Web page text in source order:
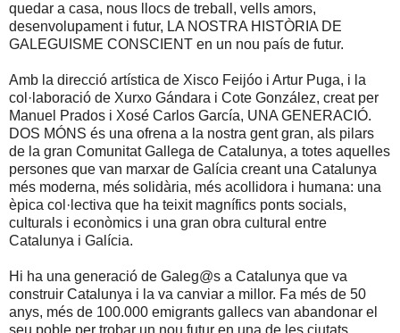
quedar a casa, nous llocs de treball, vells amors,
desenvolupament i futur, LA NOSTRA HISTÒRIA DE
GALEGUISME CONSCIENT en un nou país de futur.
Amb la direcció artística de Xisco Feijóo i Artur Puga, i la
col·laboració de Xurxo Gándara i Cote González, creat per
Manuel Prados i Xosé Carlos García, UNA GENERACIÓ.
DOS MÓNS és una ofrena a la nostra gent gran, als pilars
de la gran Comunitat Gallega de Catalunya, a totes aquelles
persones que van marxar de Galícia creant una Catalunya
més moderna, més solidària, més acollidora i humana: una
èpica col·lectiva que ha teixit magnífics ponts socials,
culturals i econòmics i una gran obra cultural entre
Catalunya i Galícia.
Hi ha una generació de Galeg@s a Catalunya que va
construir Catalunya i la va canviar a millor. Fa més de 50
anys, més de 100.000 emigrants gallecs van abandonar el